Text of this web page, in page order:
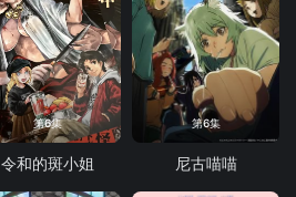
第6集
令和的斑小姐
第6集
尼古喵喵